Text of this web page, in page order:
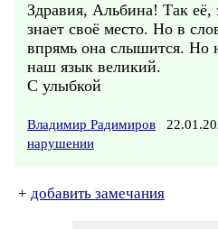
Здравия, Альбина! Так её,
знает своё место. Но в
впрямь она слышится. Но
наш язык великий.
С улыбкой
Владимир Радимиров
нарушении
+ добавить замечания